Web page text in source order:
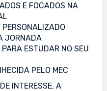
E FOCADOS NA
JORNADA
ESTUDAR NO SEU
PELO MEC
INTERESSE, A